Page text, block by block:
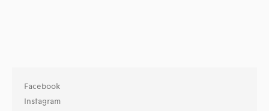
Facebook
Instagram